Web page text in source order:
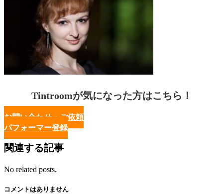
Tintroomが気になった方はこちら！
お問い合わせ・ご依頼
パフォーマー登録
関連する記事
No related posts.
コメントはありません